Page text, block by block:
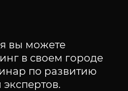
вы можете
в своем городе
по развитию